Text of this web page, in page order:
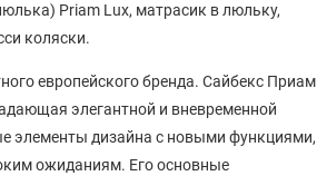
Priam Lux, матрасик в люльку,
коляски.
европейского бренда. Сайбекс Приам
элегантной и вневременной
элементы дизайна с новыми функциями,
ожиданиям. Его основные